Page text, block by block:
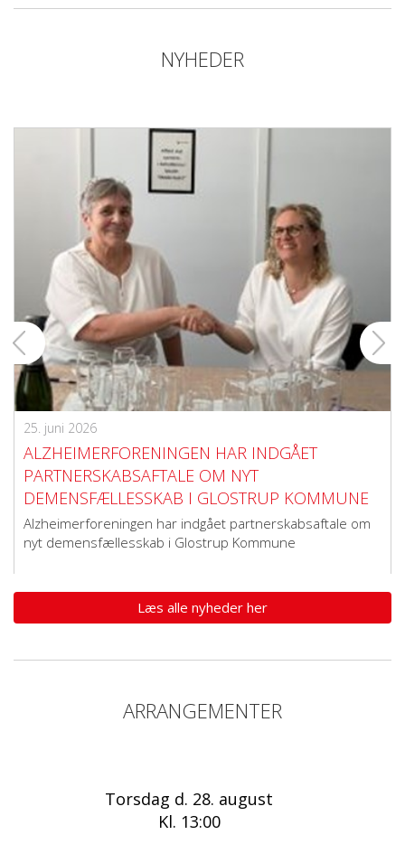
NYHEDER
25. juni 2026
ALZHEIMERFORENINGEN HAR INDGÅET
PARTNERSKABSAFTALE OM NYT
DEMENSFÆLLESSKAB I GLOSTRUP KOMMUNE
Alzheimerforeningen har indgået partnerskabsaftale om
nyt demensfællesskab i Glostrup Kommune
Læs alle nyheder her
ARRANGEMENTER
Torsdag d. 28. august
Kl. 13:00